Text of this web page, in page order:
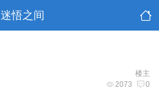
迷悟之间
楼主
2073 0